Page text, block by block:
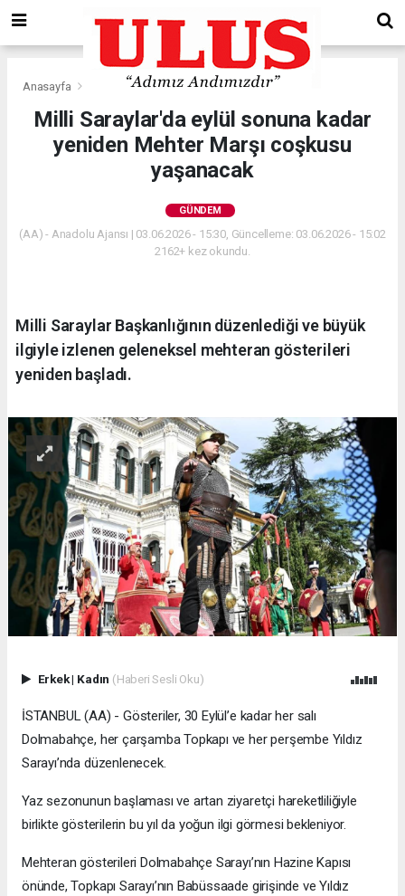
Anasayfa Gündem
Milli Saraylar'da eylül sonuna kadar
yeniden Mehter Marşı coşkusu
yaşanacak
GÜNDEM
(AA) - Anadolu Ajansı | 03.06.2026 - 15:30, Güncelleme: 03.06.2026 - 15:02
2162+ kez okundu.
Milli Saraylar Başkanlığının düzenlediği ve büyük
ilgiyle izlenen geleneksel mehteran gösterileri
yeniden başladı.
Erkek| Kadın (Haberi Sesli Oku)
İSTANBUL (AA) - Gösteriler, 30 Eylül’e kadar her salı
Dolmabahçe, her çarşamba Topkapı ve her perşembe Yıldız
Sarayı’nda düzenlenecek.
Yaz sezonunun başlaması ve artan ziyaretçi hareketliliğiyle
birlikte gösterilerin bu yıl da yoğun ilgi görmesi bekleniyor.
Mehteran gösterileri Dolmabahçe Sarayı’nın Hazine Kapısı
önünde, Topkapı Sarayı’nın Babüssaade girişinde ve Yıldız